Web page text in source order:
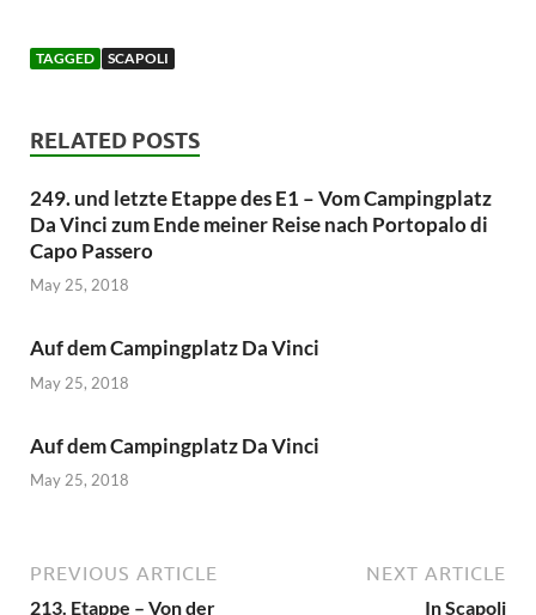
TAGGED SCAPOLI
RELATED POSTS
249. und letzte Etappe des E1 – Vom Campingplatz
Da Vinci zum Ende meiner Reise nach Portopalo di
Capo Passero
May 25, 2018
Auf dem Campingplatz Da Vinci
May 25, 2018
Auf dem Campingplatz Da Vinci
May 25, 2018
PREVIOUS ARTICLE
213. Etappe – Von der
NEXT ARTICLE
In Scapoli